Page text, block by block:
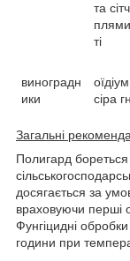
та
ті
виноградн
ики
сіра
Загальні
Полигард
досягається за
враховуючи перші
Фунгіцидні
години при